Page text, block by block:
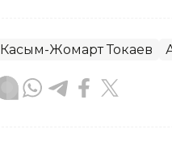
Касым-Жомарт Токаев